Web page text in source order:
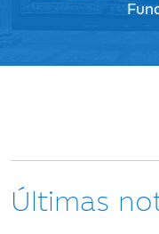
Últimas